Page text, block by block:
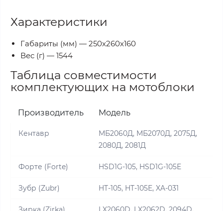
Характеристики
Габариты (мм) — 250x260x160
Вес (г) — 1544
Таблица совместимости
комплектующих на мотоблоки
Производитель Модель
Кентавр
МБ2060Д, МБ2070Д, 2075Д,
2080Д, 2081Д
Форте (Forte) HSD1G-105, HSD1G-105E
Зубр (Zubr) HT-105, HT-105E, XA-031